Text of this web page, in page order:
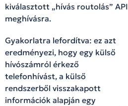
kiválasztott „hívás routolás” API
meghívásra.
Gyakorlatra lefordítva: ez azt
eredményezi, hogy egy külső
hívószámról érkező
telefonhívást, a külső
rendszerből visszakapott
információk alapján egy